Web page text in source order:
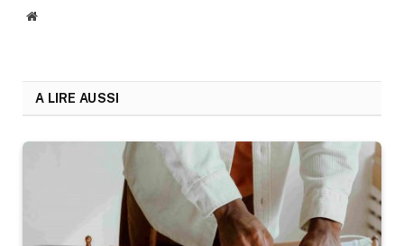
Website
A LIRE AUSSI